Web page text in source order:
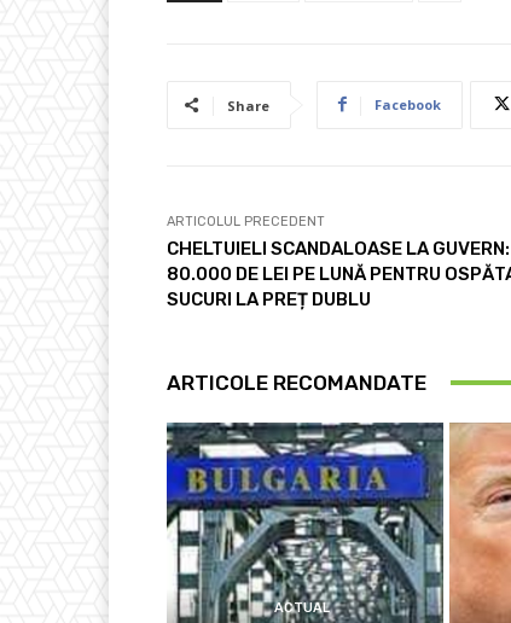
Share Facebook
ARTICOLUL PRECEDENT
CHELTUIELI SCANDALOASE LA GUVERN:
80.000 DE LEI PE LUNĂ PENTRU
SUCURI LA PREȚ DUBLU
ARTICOLE RECOMANDATE
ACTUAL